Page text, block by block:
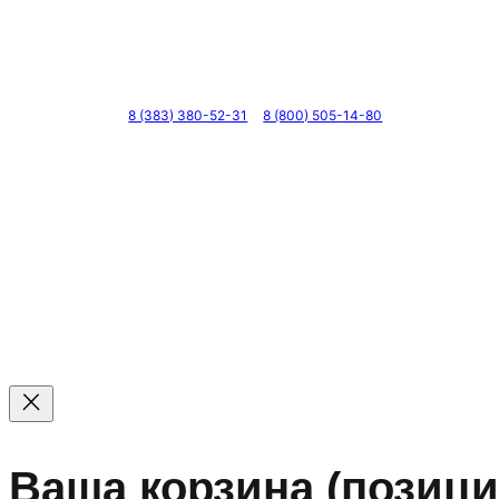
8 (383) 380-52-31 8 (800) 505-14-80
Ваша корзина